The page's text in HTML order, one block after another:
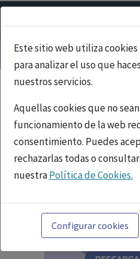
Este sitio web utiliza
para analizar el uso que
nuestros servicios.
Aquellas cookies que no
funcionamiento de la web
consentimiento. Puedes
rechazarlas todas o
nuestraPolítica de Cookies.
Toda la información incluida
referida a productos del
tanto, dirigida a
facultados para prescribir o
Configurar cookies